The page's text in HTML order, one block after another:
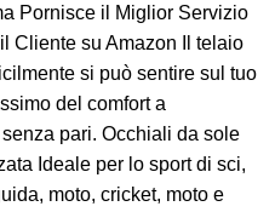
Pornisce il Miglior Servizio
Cliente su Amazon Il telaio
si può sentire sul tuo
del comfort a
pari. Occhiali da sole
Ideale per lo sport di sci,
moto, cricket, moto e